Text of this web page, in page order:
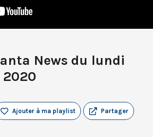
News du lundi
Partager
Ajouter à ma playlist